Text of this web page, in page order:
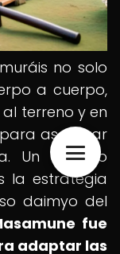
no solo
a cuerpo,
terreno y en
asegurar
Un ejemplo
la estrategia
daimyo del
fue
adaptar las